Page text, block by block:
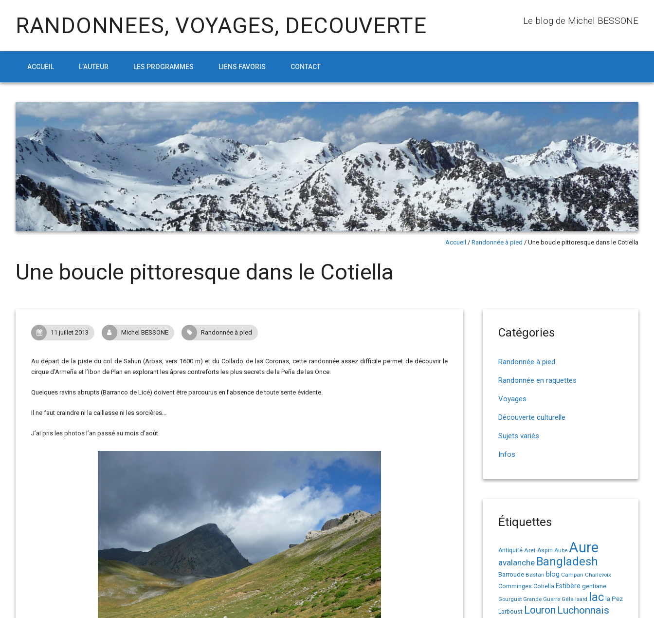
RANDONNEES, VOYAGES, DECOUVERTE Le blog de Michel BESSONE
ACCUEIL L’AUTEUR LES PROGRAMMES LIENS FAVORIS CONTACT
Accueil / Randonnée à pied / Une boucle pittoresque dans le Cotiella
Une boucle pittoresque dans le Cotiella
11 juillet 2013 Michel BESSONE Randonnée à pied
Au départ de la piste du col de Sahun (Arbas, vers 1600 m) et du Collado de las Coronas, cette randonnée assez difficile permet de découvrir le
cirque d’Armeña et l’Ibon de Plan en explorant les âpres contreforts les plus secrets de la Peña de las Once.
Quelques ravins abrupts (Barranco de Licé) doivent être parcourus en l’absence de toute sente évidente.
Il ne faut craindre ni la caillasse ni les sorcières…
J’ai pris les photos l’an passé au mois d’août.
Catégories
Randonnée à pied
Randonnée en raquettes
Voyages
Découverte culturelle
Sujets variés
Infos
Étiquettes
Antiquité Aret Aspin Aube Aure
avalanche Bangladesh
Barroude Bastan blog Campan Charlevoix
Comminges Cotiella Estibère gentiane
Gourguet Grande Guerre Géla isard lac la Pez
Larboust Louron Luchonnais